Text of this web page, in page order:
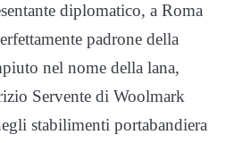
diplomatico, a Roma
padrone della
nel nome della lana,
Servente di Woolmark
stabilimenti portabandiera